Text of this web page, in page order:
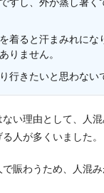
着ると汗まみれにな
りません。
行きたいと思わない
い理由として、人
人が多くいました。
賑わうため、人混